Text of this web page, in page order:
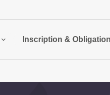
Inscription &